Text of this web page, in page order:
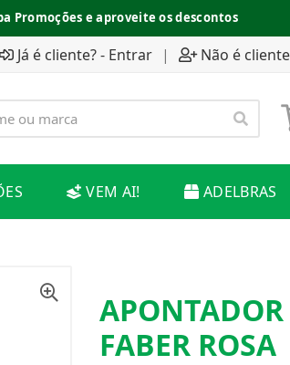
Promoções e aproveite os descontos
Já é cliente? - Entrar | Não é
VEM AI! ADELBRAS
FABER ROSA